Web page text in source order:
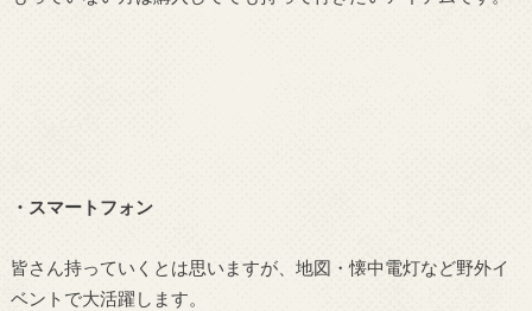
・スマートフォン
皆さん持っていくとは思いますが、地図・懐中電灯など野外イ
ベントで大活躍します。